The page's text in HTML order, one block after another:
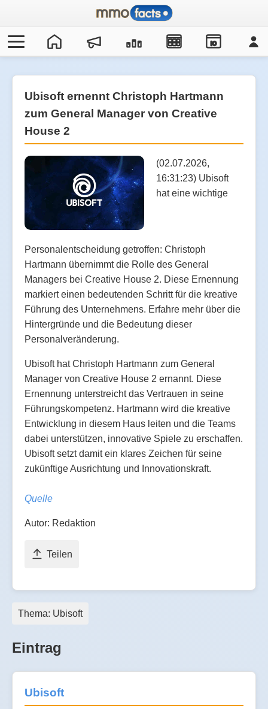
IO
Ubisoft ernennt Christoph Hartmann
zum General Manager von Creative
House 2
(02.07.2026,
16:31:23) Ubisoft
hat eine wichtige
Personalentscheidung getroffen: Christoph
Hartmann übernimmt die Rolle des General
Managers bei Creative House 2. Diese Ernennung
markiert einen bedeutenden Schritt für die kreative
Führung des Unternehmens. Erfahre mehr über die
Hintergründe und die Bedeutung dieser
Personalveränderung.
Ubisoft hat Christoph Hartmann zum General
Manager von Creative House 2 ernannt. Diese
Ernennung unterstreicht das Vertrauen in seine
Führungskompetenz. Hartmann wird die kreative
Entwicklung in diesem Haus leiten und die Teams
dabei unterstützen, innovative Spiele zu erschaffen.
Ubisoft setzt damit ein klares Zeichen für seine
zukünftige Ausrichtung und Innovationskraft.
Quelle
Autor: Redaktion
Teilen
Thema: Ubisoft
Eintrag
Ubisoft